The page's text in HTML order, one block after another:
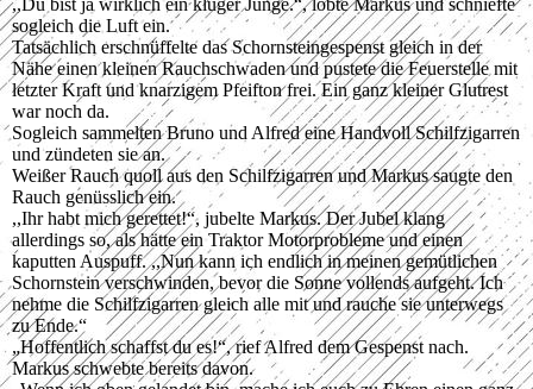
,,Du bist ja wirklich ein kluger Junge.“, lobte Markus und schniefte
sogleich die Luft ein.
Tatsächlich erschnüffelte das Schornsteingespenst gleich in der
Nähe einen kleinen Rauchschwaden und pustete die Feuerstelle mit
letzter Kraft und knarzigem Pfeifton frei. Ein ganz kleiner Glutrest
war noch da.
Sogleich sammelten Bruno und Alfred eine Handvoll Schilfzigarren
und zündeten sie an.
Weißer Rauch quoll aus den Schilfzigarren und Markus saugte den
Rauch genüsslich ein.
,,Ihr habt mich gerettet!“, jubelte Markus. Der Jubel klang
allerdings so, als hätte ein Traktor Motorprobleme und einen
kaputten Auspuff. ,,Nun kann ich endlich in meinen gemütlichen
Schornstein verschwinden, bevor die Sonne vollends aufgeht. Ich
nehme die Schilfzigarren gleich alle mit und rauche sie unterwegs
zu Ende.“
„Hoffentlich schaffst du es!“, rief Alfred dem Gespenst nach.
Markus schwebte bereits davon.